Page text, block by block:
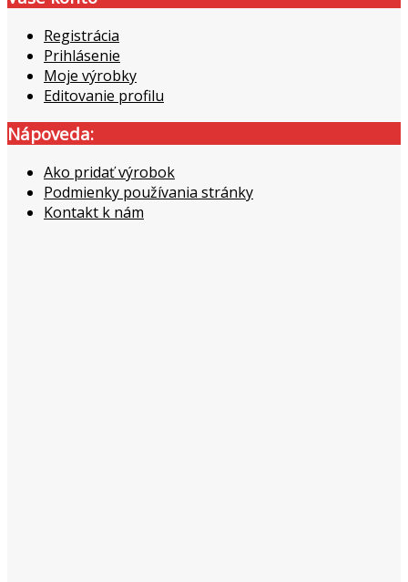
Registrácia
Prihlásenie
Moje výrobky
Editovanie profilu
Nápoveda:
Ako pridať výrobok
Podmienky používania stránky
Kontakt k nám